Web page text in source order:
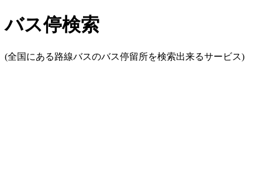
バス停検索
(全国にある路線バスのバス停留所を検索出来るサービス)